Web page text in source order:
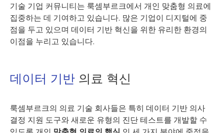
기술 기업 커뮤니티는 룩셈부르크에서 개인 맞춤형 의료에
집중하는 데 기여하고 있습니다. 많은 기업이 디지털에 중
점을 두고 있으며 데이터 기반 혁신을 위한 유리한 환경의
이점을 누리고 있습니다.
데이터 기반 의료 혁신
룩셈부르크의 의료 기술 회사들은 특히 데이터 기반 의사
결정 지원 도구와 새로운 유형의 진단 테스트를 개발할 수